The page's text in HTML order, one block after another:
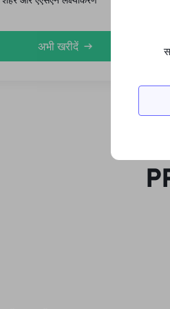
अभी खरीदें